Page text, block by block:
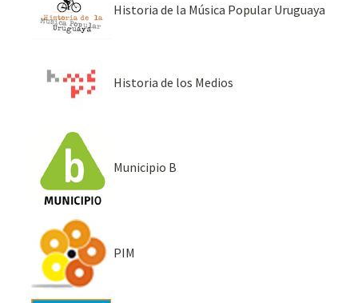
Historia de la Música Popular Uruguaya
Historia de los Medios
Municipio B
PIM